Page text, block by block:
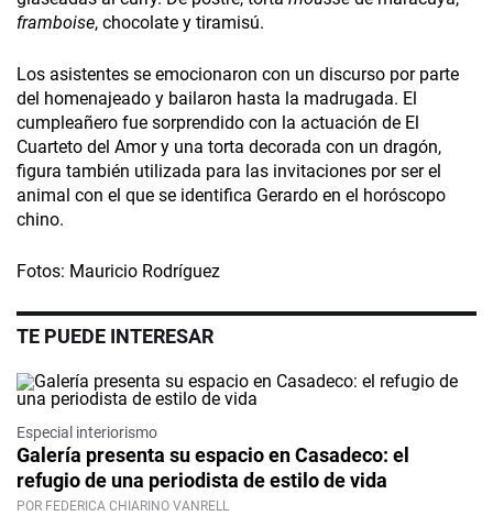
framboise­, chocolate y tiramisú.
Los asistentes se emocionaron con un discurso por parte
del homenajeado y bailaron hasta la madrugada. El
cumpleañero fue sorprendido con la actuación de El
Cuarteto del Amor y una torta decorada con un dragón,
figura también utilizada para las invitaciones por ser el
animal con el que se identifica Gerardo en el horóscopo
chino.
Fotos: Mauricio Rodríguez
TE PUEDE INTERESAR
Especial interiorismo
Galería presenta su espacio en Casadeco: el
refugio de una periodista de estilo de vida
POR FEDERICA CHIARINO VANRELL